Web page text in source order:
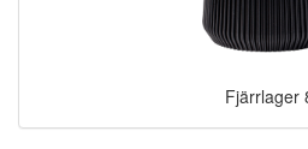
Fjärrlager